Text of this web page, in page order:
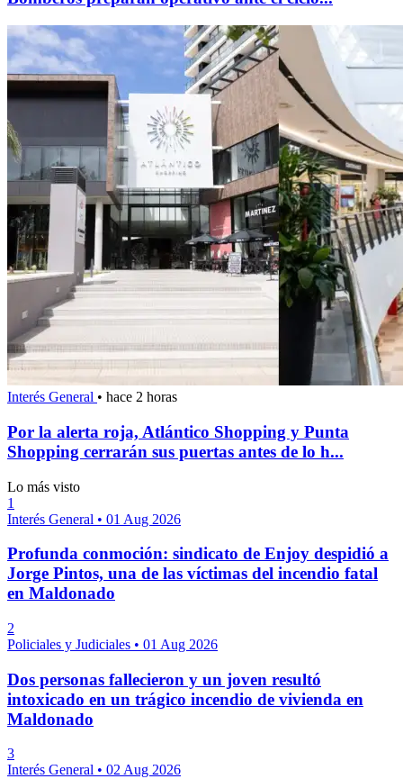
Interés General • hace 2 horas
Por la alerta roja, Atlántico Shopping y Punta
Shopping cerrarán sus puertas antes de lo h...
Lo más visto
1
Interés General • 01 Aug 2026
Profunda conmoción: sindicato de Enjoy despidió a
Jorge Pintos, una de las víctimas del incendio fatal
en Maldonado
2
Policiales y Judiciales • 01 Aug 2026
Dos personas fallecieron y un joven resultó
intoxicado en un trágico incendio de vivienda en
Maldonado
3
Interés General • 02 Aug 2026